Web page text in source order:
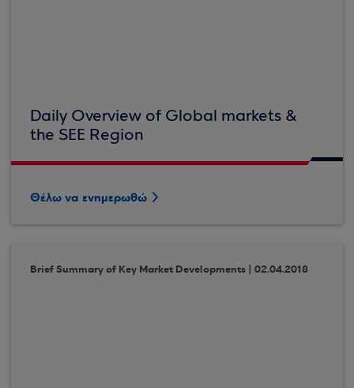
Daily Overview of Global markets &
the SEE Region
Θέλω να ενημερωθώ
Brief Summary of Key Market Developments | 02.04.2018